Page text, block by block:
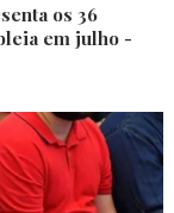
os 36
em julho -